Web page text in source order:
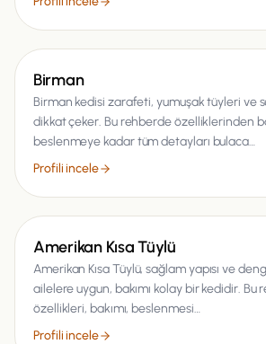
Birman
Birman kedisi zarafeti, yumuşak tüyleri ve
dikkat çeker. Bu rehberde özelliklerinden
beslenmeye kadar tüm detayları bulaca…
Profili incele
Amerikan Kısa Tüylü
Amerikan Kısa Tüylü, sağlam yapısı ve
ailelere uygun, bakımı kolay bir kedidir. Bu
özellikleri, bakımı, beslenmesi…
Profili incele